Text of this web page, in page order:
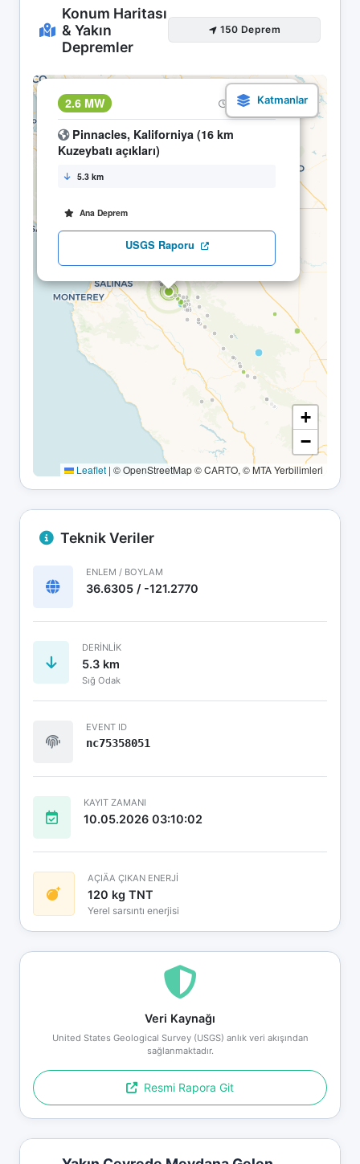
Konum Haritası
& Yakın
Depremler
150 Deprem
2.6 MW 10.05 06:06
Pinnacles, Kaliforniya (16 km
Kuzeybatı açıkları)
5.3 km
Ana Deprem
USGS Raporu
×
+
−
Leaflet | © OpenStreetMap © CARTO, © MTA Yerbilimleri
Teknik Veriler
ENLEM / BOYLAM
36.6305 / -121.2770
DERINLIK
5.3 km
Sığ Odak
EVENT ID
nc75358051
KAYIT ZAMANI
10.05.2026 03:10:02
AÇIÄA ÇIKAN ENERJİ
120 kg TNT
Yerel sarsıntı enerjisi
Veri Kaynağı
United States Geological Survey (USGS) anlık veri akışından
sağlanmaktadır.
Resmi Rapora Git